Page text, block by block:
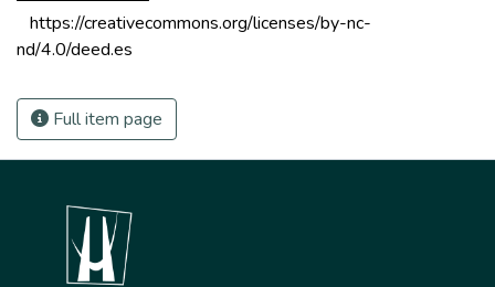
https://creativecommons.org/licenses/by-nc-
nd/4.0/deed.es
Full item page